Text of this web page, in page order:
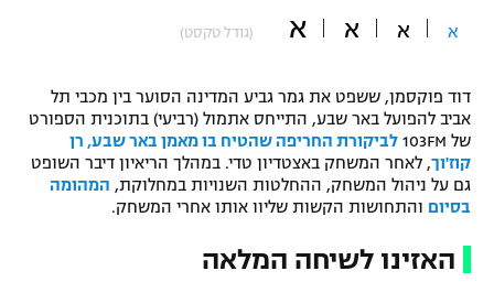
תקנון עבור פעילות אלקטרה
תקנון עבור פעילות ספורט 1 – "מרלן"
גיימינג E-Sports
פוטבול אמריקאי NFL
בייסבול MLB
ספורט אתגרי ואקסטרים
אומנויות לחימה
א א א א (גודל טקסט)
דוד פוקסמן, ששפט את גמר גביע המדינה הסוער בין מכבי תל
אביב להפועל באר שבע, התייחס אתמול (רביעי) בתוכנית הספורט
של 103FM
לביקורת החריפה שהטיח בו מאמן באר שבע, רן
קוז'וך, לאחר המשחק באצטדיון טדי. במהלך הריאיון דיבר השופט
גם על ניהול המשחק, ההחלטות השנויות במחלוקת, המהומה
בסיום והתחושות הקשות שליוו אותו אחרי המשחק.
האזינו לשיחה המלאה